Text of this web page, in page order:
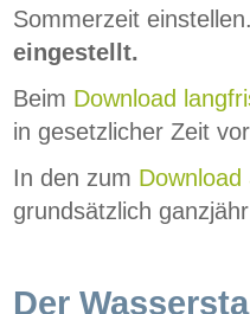
Sommerzeit
eingestellt.
Beim Download
in gesetzlicher Zeit
In den zum Download
grundsätzlich
Der